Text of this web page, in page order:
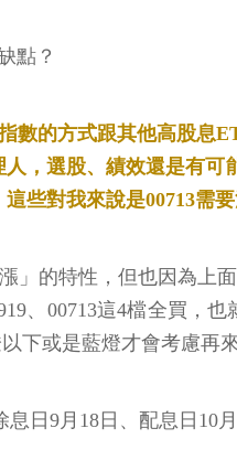
點？
數的方式跟其他高股息
，選股、績效還是有
些對我來說是00713需要
」的特性，但也因為
、00713這4檔全買
下或是藍燈才會考慮再
日9月18日、配息日10